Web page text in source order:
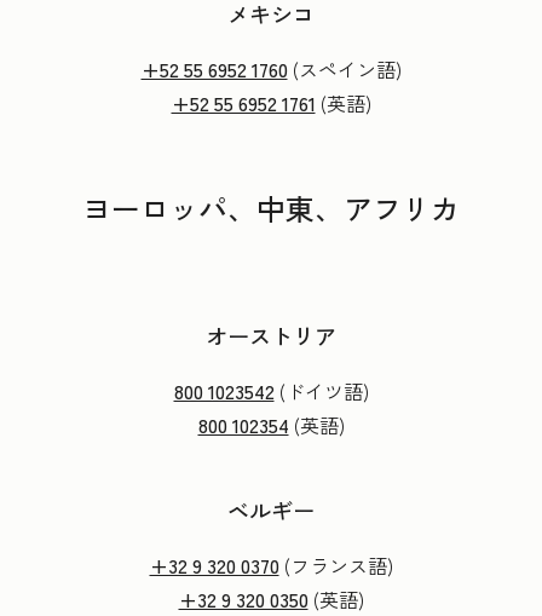
メキシコ
+52 55 6952 1760(スペイン語)
+52 55 6952 1761 (英語)
ヨーロッパ、中東、アフリカ
オーストリア
800 1023542(ドイツ語)
800 102354 (英語)
ベルギー
+32 9 320 0370(フランス語)
+32 9 320 0350(英語)